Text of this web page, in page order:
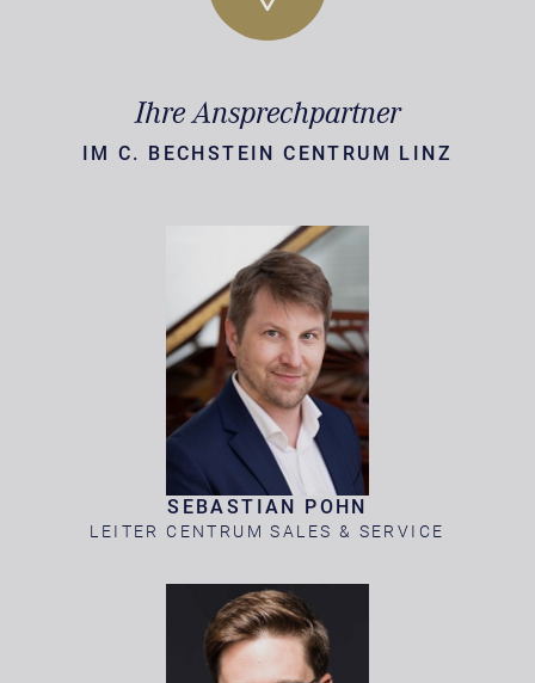
Ihre Ansprechpartner
IM C. BECHSTEIN CENTRUM LINZ
SEBASTIAN POHN
LEITER CENTRUM SALES & SERVICE